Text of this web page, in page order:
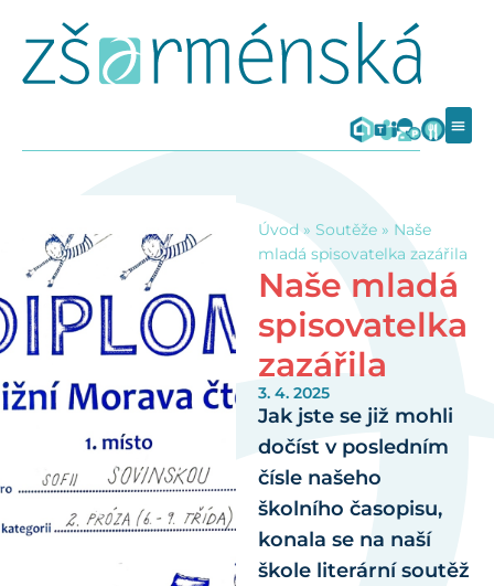
Úvod » Soutěže» Naše
mladá spisovatelka zazářila
Naše mladá
spisovatelka
zazářila
3. 4. 2025
Jak jste se již mohli
dočíst v posledním
čísle našeho
školního časopisu,
konala se na naší
škole literární soutěž